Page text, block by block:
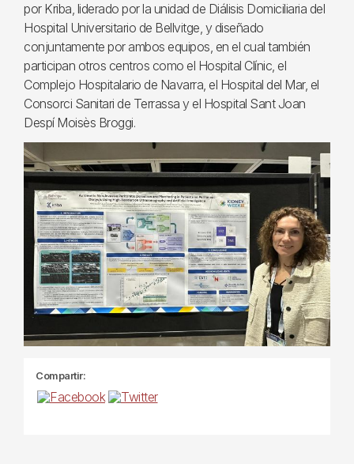
por Kriba, liderado por la unidad de Diálisis Domiciliaria del
Hospital Universitario de Bellvitge, y diseñado
conjuntamente por ambos equipos, en el cual también
participan otros centros como el Hospital Clínic, el
Complejo Hospitalario de Navarra, el Hospital del Mar, el
Consorci Sanitari de Terrassa y el Hospital Sant Joan
Despí Moisès Broggi.
Compartir: